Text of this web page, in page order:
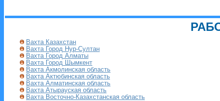
Вахта Казахстан
Вахта Город Нур-Султан
Вахта Город Алматы
Вахта Город Шымкент
Вахта Акмолинская область
Вахта Актюбинская область
Вахта Алматинская область
Вахта Атырауская область
Вахта Восточно-Казахстанская область